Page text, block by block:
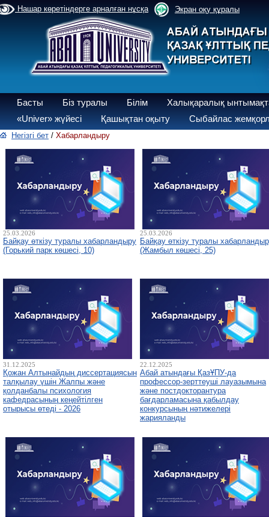
Нашар көретіндерге арналған нұсқа Экран оқу құралы
Басты Біз туралы Білім
Халықаралық
«Univer» жүйесі
Қашықтан оқыту Сыбайлас
Негізгі бет / Хабарландыру
25.03.2026
Байқау өткізу туралы хабарландыру
(Горький парк көшесі, 10)
25.03.2026
Байқау өткізу туралы
(Жамбыл көшесі, 25)
31.12.2025
Қожан Алтынайдың диссертациясын
талқылау үшін Жалпы және
қолданбалы психология
кафедрасының кеңейтілген
отырысы өтеді - 2026
22.12.2025
Абай атындағы ҚазҰПУ-да
профессор-зерттеуші лауазымына
және постдокторантура
бағдарламасына қабылдау
конкурсының нәтижелері
жарияланды